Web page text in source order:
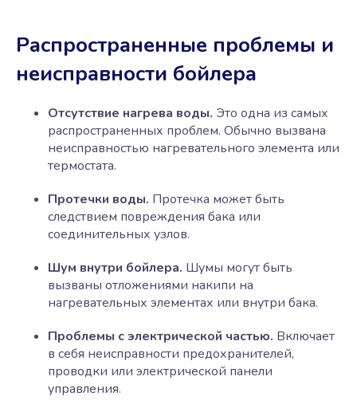
Распространенные проблемы и
неисправности бойлера
Отсутствие нагрева воды. Это одна из самых
распространенных проблем. Обычно вызвана
неисправностью нагревательного элемента или
термостата.
Протечки воды. Протечка может быть
следствием повреждения бака или
соединительных узлов.
Шум внутри бойлера. Шумы могут быть
вызваны отложениями накипи на
нагревательных элементах или внутри бака.
Проблемы с электрической частью. Включает
в себя неисправности предохранителей,
проводки или электрической панели
управления.